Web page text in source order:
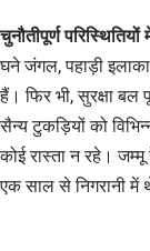
चुनौतीपूर्ण
घने जंगल, पहाड़ी
हैं। फिर भी, सुरक्षा बल
सैन्य टुकड़ियों को
कोई रास्ता न रहे।
एक साल से निगरानी में